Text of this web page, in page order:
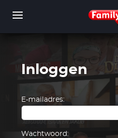
WORD LID INLOGGEN
Inloggen
E-mailadres:
Wachtwoord: